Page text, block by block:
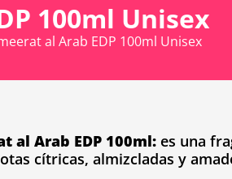
100ml Unisex
al Arab EDP 100ml Unisex
al Arab EDP 100ml:es una
cítricas, almizcladas y